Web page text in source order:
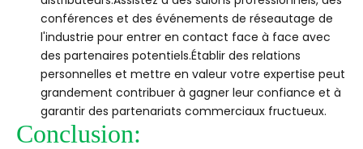
conférences et des événements de réseautage de
l'industrie pour entrer en contact face à face avec
des partenaires potentiels.Établir des relations
personnelles et mettre en valeur votre expertise peut
grandement contribuer à gagner leur confiance et à
garantir des partenariats commerciaux fructueux.
Conclusion: